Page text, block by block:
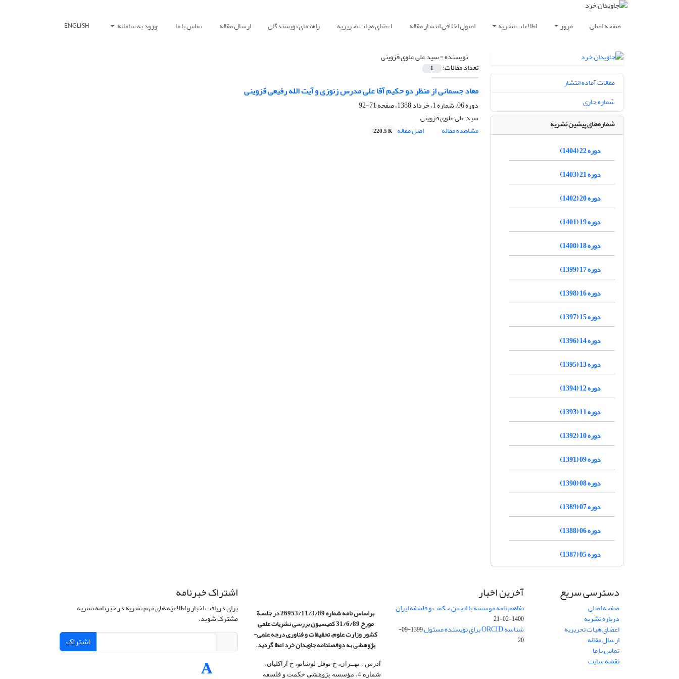
صفحه اصلی مرور اطلاعات نشریه اصول اخلاقی انتشار مقاله اعضای هیات تحریریه راهنمای نویسندگان ارسال مقاله تماس با ما ورود به سامانه ENGLISH
نویسنده =سید علی علوی قزوینی
تعداد مقالات: 1
معاد جسمانی از منظر دو حکیم آقا علی مدرس زنوزی و آیت الله رفیعی قزوینی
دوره 06، شماره 1، خرداد 1388، صفحه
71-92
سید علی علوی قزوینی
مشاهده مقاله
اصل مقاله 220.5 K
مقالات آماده انتشار
شماره جاری
شماره‌های پیشین نشریه
دوره 22 (1404)
دوره 21 (1403)
دوره 20 (1402)
دوره 19 (1401)
دوره 18 (1400)
دوره 17 (1399)
دوره 16 (1398)
دوره 15 (1397)
دوره 14 (1396)
دوره 13 (1395)
دوره 12 (1394)
دوره 11 (1393)
دوره 10 (1392)
دوره 09 (1391)
دوره 08 (1390)
دوره 07 (1389)
دوره 06 (1388)
دوره 05 (1387)
دسترسی سریع
صفحه اصلی
درباره نشریه
اعضای هیات تحریریه
ارسال مقاله
تماس با ما
نقشه سایت
آخرین اخبار
تفاهم نامه موسسه با انجمن حکمت و فلسفه ایران
1400-02-21
شناسه ORCID برای نویسنده مسئول
1399-09-
20
براساس نامه شماره 26953/11/3/89 در جلسة
مورخ 31/6/89 کمیسیون
بررسی نشریات علمی
کشور وزارت علوم، تحقیقات و فناوری درجه علمی‌-
پژوهشیبه دوفصلنامه جاویدان خرد اعطا گردید.
آدرس : تهــران، خ نوفل لوشاتو، خ آراکلیان،
شماره 4،‌ مؤسسه پژوهشی حکمت و فلسفه
اشتراک خبرنامه
برای دریافت اخبار و اطلاعیه های مهم نشریه در خبرنامه نشریه
مشترک شوید.
اشتراک